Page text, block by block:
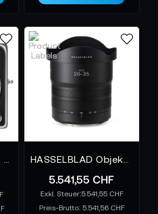
Statement. Sie richtet sich an
dokumentieren, sondern
dieser Marke sind
Tiefe, Textur und Zeit in
wollen – mit der
das seit Jahrzehnten
5.541,55 CHF
5.541,55 CHF
Preis-Brutto: 5.541,56 CHF